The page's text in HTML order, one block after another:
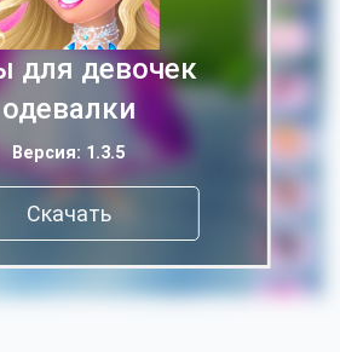
для девочек
одевалки
Версия: 1.3.5
Скачать